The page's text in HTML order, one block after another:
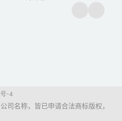
-4
司名称，皆已申请合法商标版权，